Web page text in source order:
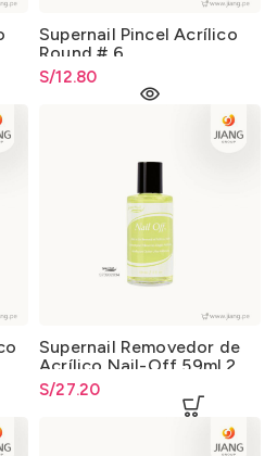
Supernail Pincel Acrílico
Round # 6
S/12.80
Supernail Removedor de
Acrílico Nail-Off 59ml 2
Oz.
S/27.20